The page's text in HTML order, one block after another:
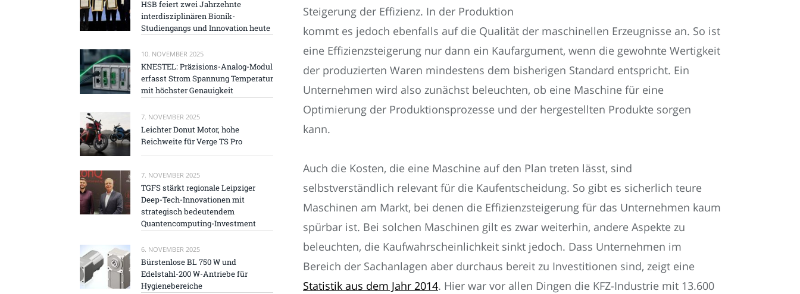
Steigerung der Effizienz. In der Produktion
kommt es jedoch ebenfalls auf die Qualität der maschinellen Erzeugnisse an. So ist
eine Effizienzsteigerung nur dann ein Kaufargument, wenn die gewohnte Wertigkeit
der produzierten Waren mindestens dem bisherigen Standard entspricht. Ein
Unternehmen wird also zunächst beleuchten, ob eine Maschine für eine
Optimierung der Produktionsprozesse und der hergestellten Produkte sorgen
kann.
Auch die Kosten, die eine Maschine auf den Plan treten lässt, sind
selbstverständlich relevant für die Kaufentscheidung. So gibt es sicherlich teure
Maschinen am Markt, bei denen die Effizienzsteigerung für das Unternehmen kaum
spürbar ist. Bei solchen Maschinen gilt es zwar weiterhin, andere Aspekte zu
beleuchten, die Kaufwahrscheinlichkeit sinkt jedoch. Dass Unternehmen im
Bereich der Sachanlagen aber durchaus bereit zu Investitionen sind, zeigt eine
Statistik aus dem Jahr 2014. Hier war vor allen Dingen die KFZ-Industrie mit 13.600
HSB feiert zwei Jahrzehnte
interdisziplinären Bionik-
Studiengangs und Innovation heute
10. NOVEMBER 2025
KNESTEL: Präzisions-Analog-Modul
erfasst Strom Spannung Temperatur
mit höchster Genauigkeit
7. NOVEMBER 2025
Leichter Donut Motor, hohe
Reichweite für Verge TS Pro
7. NOVEMBER 2025
TGFS stärkt regionale Leipziger
Deep-Tech-Innovationen mit
strategisch bedeutendem
Quantencomputing-Investment
6. NOVEMBER 2025
Bürstenlose BL 750 W und
Edelstahl-200 W-Antriebe für
Hygienebereiche